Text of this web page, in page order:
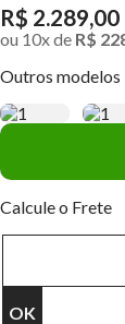
R$ 2.289,00
ou 10xde R$
Outros modelos
Calcule o Frete